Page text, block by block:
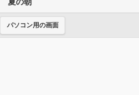
パソコン用の画面